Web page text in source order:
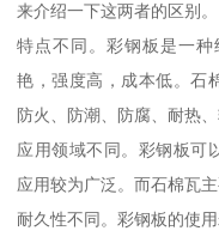
来介绍一下这两者的区别。
特点不同。彩钢板是一
艳，强度高，成本低。石
防火、防潮、防腐、耐热、
应用领域不同。彩钢板可
应用较为广泛。而石棉瓦主
耐久性不同。彩钢板的使